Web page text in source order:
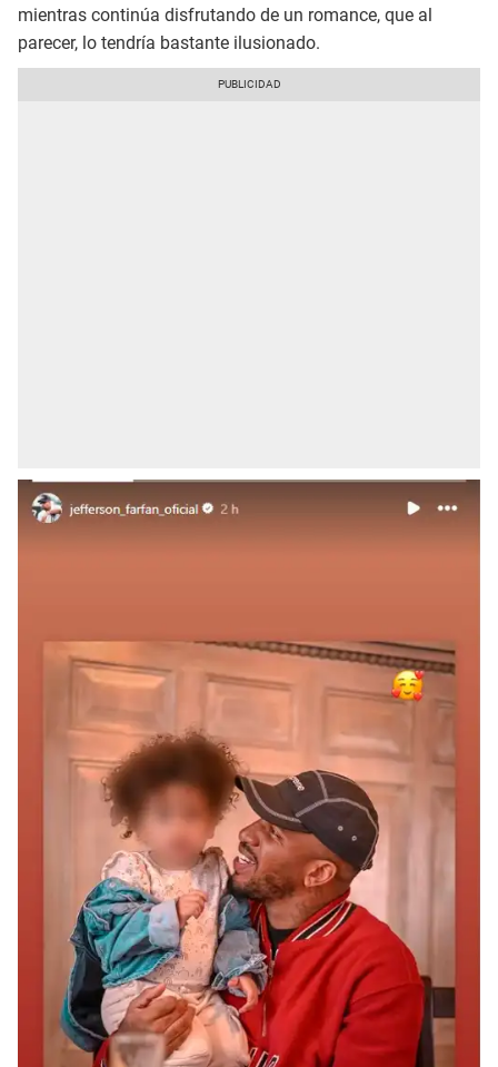
mientras continúa disfrutando de un romance, que al
parecer, lo tendría bastante ilusionado.